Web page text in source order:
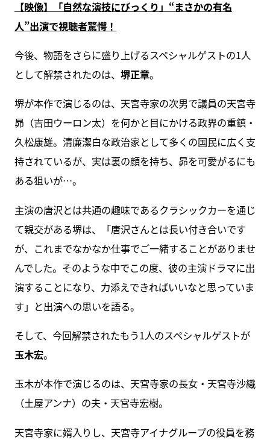
【映像】「自然な演技にびっくり」“まさかの有名
人”出演で視聴者驚愕！
今後、物語をさらに盛り上げるスペシャルゲストの1人
として解禁されたのは、 堺正章。
堺が本作で演じるのは、天宮寺家の次男で議員の天宮寺
昴（吉田ウーロン太）を何かと目にかける政界の重鎮・
久松康雄。清廉潔白な政治家として多くの国民に広く支
持されているが、実は裏の顔を持ち、昴を可愛がるにも
ある狙いが…。
主演の唐沢とは共通の趣味であるクラシックカーを通じ
て親交がある堺は、「唐沢さんとは長い付き合いです
が、これまでなかなか仕事でご一緒することがありませ
んでした。そのような中でこの度、彼の主演ドラマに出
演することになり、力添えできればいいなと思っていま
す」と出演への思いを語る。
そして、今回解禁されたもう1人のスペシャルゲストが
玉木宏。
玉木が本作で演じるのは、天宮寺家の長女・天宮寺沙織
（土屋アンナ）の夫・天宮寺宏樹。
天宮寺家に婿入りし、天宮寺アイナグループの役員を務